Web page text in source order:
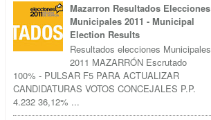
Mazarron Resultados Elecciones
Municipales 2011 - Municipal
Election Results
Resultados elecciones Municipales
2011 MAZARRÓN Escrutado
100% - PULSAR F5 PARA ACTUALIZAR
CANDIDATURAS VOTOS CONCEJALES P.P.
4.232 36,12% ...